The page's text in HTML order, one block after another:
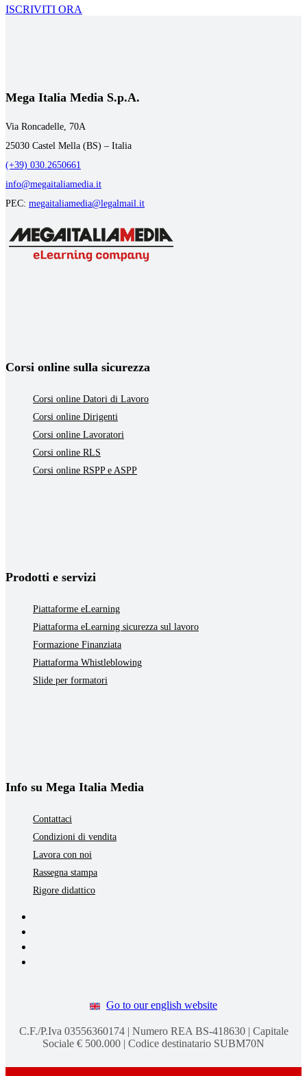
ISCRIVITI ORA
Mega Italia Media S.p.A.
Via Roncadelle, 70A
25030 Castel Mella (BS) – Italia
(+39) 030.2650661
info@megaitaliamedia.it
PEC: megaitaliamedia@legalmail.it
Corsi online sulla sicurezza
Corsi online Datori di Lavoro
Corsi online Dirigenti
Corsi online Lavoratori
Corsi online RLS
Corsi online RSPP e ASPP
Prodotti e servizi
Piattaforme eLearning
Piattaforma eLearning sicurezza sul lavoro
Formazione Finanziata
Piattaforma Whistleblowing
Slide per formatori
Info su Mega Italia Media
Contattaci
Condizioni di vendita
Lavora con noi
Rassegna stampa
Rigore didattico
Go to our english website
C.F./P.Iva 03556360174 | Numero REA BS-418630 | Capitale
Sociale € 500.000 | Codice destinatario SUBM70N